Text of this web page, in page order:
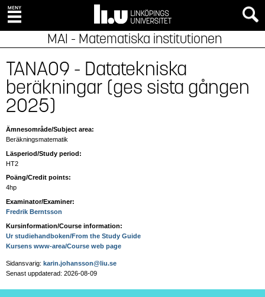
MAI - Matematiska institutionen
TANA09 - Datatekniska
beräkningar (ges sista gången
2025)
Ämnesområde/Subject area:
Beräkningsmatematik
Läsperiod/Study period:
HT2
Poäng/Credit points:
4hp
Examinator/Examiner:
Fredrik Berntsson
Kursinformation/Course information:
Ur studiehandboken/From the Study Guide
Kursens www-area/Course web page
Sidansvarig: karin.johansson@liu.se
Senast uppdaterad: 2026-08-09